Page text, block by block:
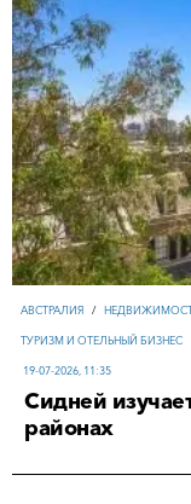
АВСТРАЛИЯ /
ТУРИЗМ И ОТЕЛЬНЫЙ БИЗНЕС
19-07-2026, 11:35
Сидней
районах